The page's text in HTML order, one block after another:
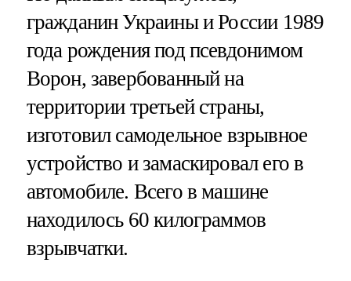
гражданин Украины и России 1989
года рождения под псевдонимом
Ворон, завербованный на
территории третьей страны,
изготовил самодельное взрывное
устройство и замаскировал его в
автомобиле. Всего в машине
находилось 60 килограммов
взрывчатки.